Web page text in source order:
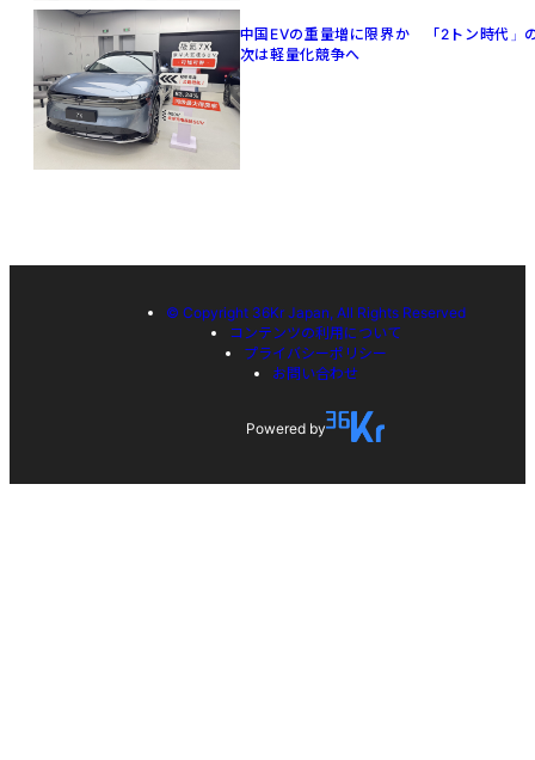
中国EVの重量増に限界か 「2トン時代」
次は軽量化競争へ
© Copyright 36Kr Japan, All Rights Reserved
コンテンツの利用について
プライバシーポリシー
お問い合わせ
Powered by